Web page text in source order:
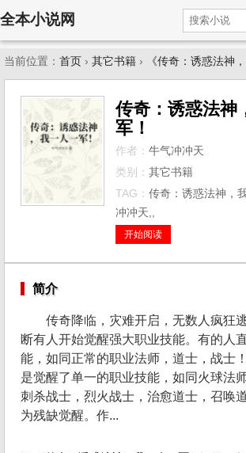
全本小说网
当前位置： 首页 › 其它书籍 › 《传奇：诱惑法神
传奇：诱惑法神
军！
作者： 牛气冲冲天
类别： 其它书籍
TAG： 传奇：诱惑法神，
冲冲天,,
开始阅读
简介
传奇降临，灾难开启，无数人疯狂
断有人开始觉醒强大职业技能。有的人
能，如同正常的职业法师，道士，战士
是觉醒了单一的职业技能，如同火球法
刺杀战士，烈火战士，治愈道士，召
为残缺觉醒。作...